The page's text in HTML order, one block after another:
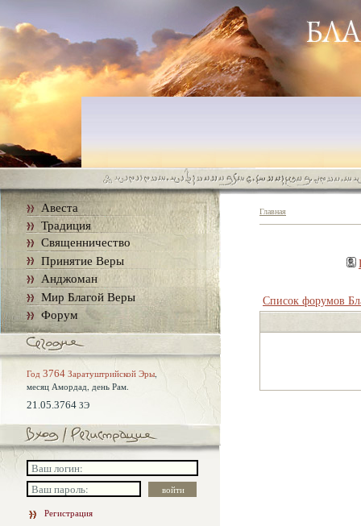
Авеста
Традиция
Священничество
Принятие Веры
Анджоман
Мир Благой Веры
Форум
Год 3764 Заратуштрийской Эры,
месяц Амордад, день Рам.
21.05.3764 ЗЭ
Регистрация
Главная
Список форумов